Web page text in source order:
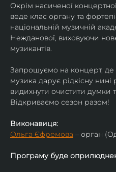
Окрім насиченої
веде клас органу та
національній музичній
Нежданової, виховуючи
музикантів.
Запрошуємо на концерт, де
музика дарує рідкісну нині
видихнути очистити думки
Відкриваємо сезон разом!
Виконавиця:
Ольга Єфремова – орган
Програму буде